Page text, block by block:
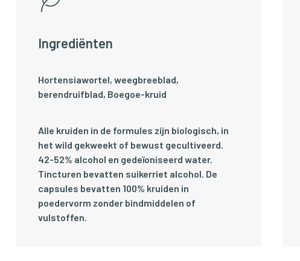
Ingrediënten
Hortensiawortel, weegbreeblad,
berendruifblad, Boegoe-kruid
Alle kruiden in de formules zijn biologisch, in
het wild gekweekt of bewust gecultiveerd.
42-52% alcohol en gedeïoniseerd water.
Tincturen bevatten suikerriet alcohol. De
capsules bevatten 100% kruiden in
poedervorm zonder bindmiddelen of
vulstoffen.